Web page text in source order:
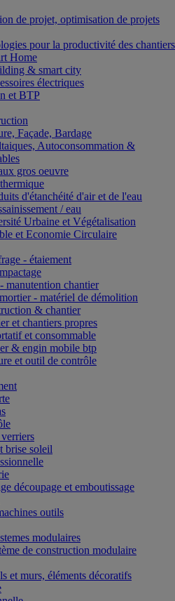
de projet, optimisation de projets
pour la productivité des chantiers
Home
& smart city
électriques
et BTP
Façade, Bardage
Autoconsommation &
gros oeuvre
d'étanchéité d'air et de l'eau
/ eau
Urbaine et Végétalisation
et Economie Circulaire
- étaiement
manutention chantier
- matériel de démolition
& chantier
et chantiers propres
et consommable
& engin mobile btp
et outil de contrôle
brise soleil
découpage et emboutissage
outils
modulaires
de construction modulaire
et murs, éléments décoratifs